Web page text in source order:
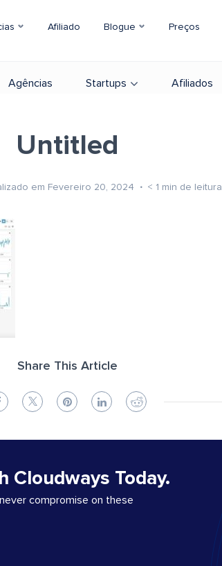
Afiliado Blogue Preços
Agências Startups Afiliados
Untitled
em Fevereiro 20, 2024 < 1 min de leitura
Share This Article
Cloudways Today.
compromise on these